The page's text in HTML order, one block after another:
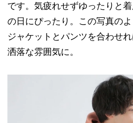
です。気疲れせずゆったりと
の日にぴったり。この写真の
ジャケットとパンツを合わせ
洒落な雰囲気に。